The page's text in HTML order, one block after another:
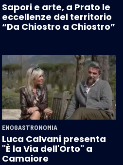
Sapori e arte, a Prato le
eccellenze del territorio
“Da Chiostro a Chiostro”
ENOGASTRONOMIA
Luca Calvani presenta
"È la Via dell'Orto" a
Camaiore